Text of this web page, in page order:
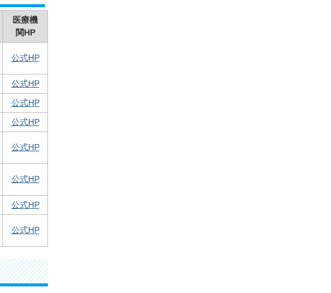
医療機
関HP
公式HP
公式HP
公式HP
公式HP
公式HP
公式HP
公式HP
公式HP